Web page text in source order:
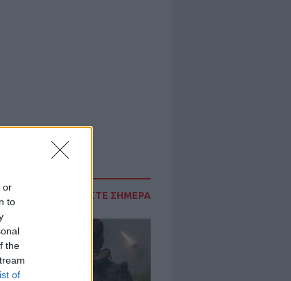
or
to
the
of
ΔΙΑΒΑΣΤΕ ΣΗΜΕΡΑ